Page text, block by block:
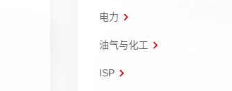
电力
油气与化工
ISP